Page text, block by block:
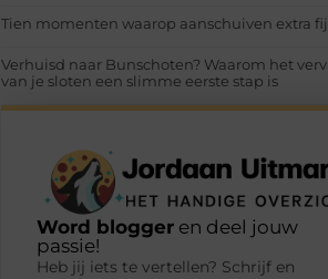
Tien momenten waarop aanschuiven extra
Verhuisd naar Bunschoten? Waarom het
van je sloten een slimme eerste stap is
Word blogger en deel jouw
passie!
Heb jij iets te vertellen? Schrijf en